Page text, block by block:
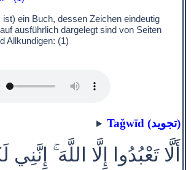
ein Buch, dessen Zeichen eindeutig
ausführlich dargelegt sind von Seiten
Allkundigen: (1)
Taǧwīd (تجويد)
أَلَّا تَعْبُدُوا إِلَّا اللَّهَ